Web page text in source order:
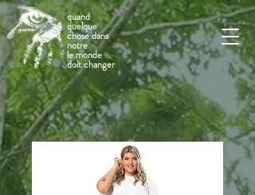
quand
quelque
chose dans
notre
le monde
doit changer